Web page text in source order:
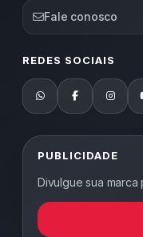
Fale conosco
REDES SOCIAIS
PUBLICIDADE
Divulgue sua